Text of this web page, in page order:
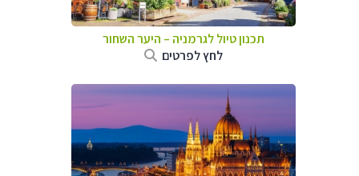
תכנון טיול לגרמניה – היער השחור
לחץ לפרטים